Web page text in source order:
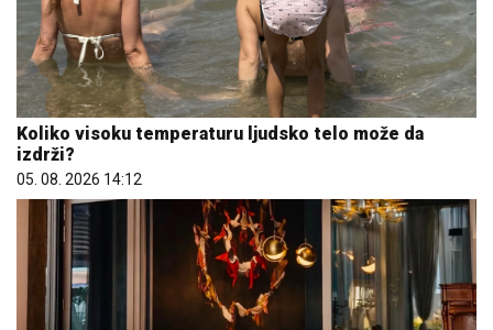
Koliko visoku temperaturu ljudsko telo može da
izdrži?
05. 08. 2026 14:12